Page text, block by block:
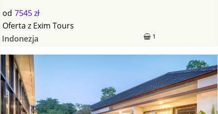
od 7545 zł
1
Oferta z Exim Tours
Indonezja